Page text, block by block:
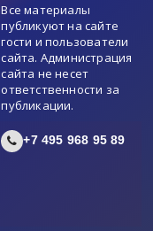
Все материалы
публикуют на сайте
гости и пользователи
сайта. Администрация
сайта не несет
ответственности за
публикации.
+7 495 968 95 89